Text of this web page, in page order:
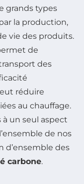
grands types
la production,
vie des produits.
de
des
réduire
au chauffage.
un seul aspect
de nos
d’ensemble des
carbone.